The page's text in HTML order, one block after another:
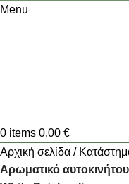
Menu
0 items 0.00 €
Αρχική σελίδα
Αρωματικό